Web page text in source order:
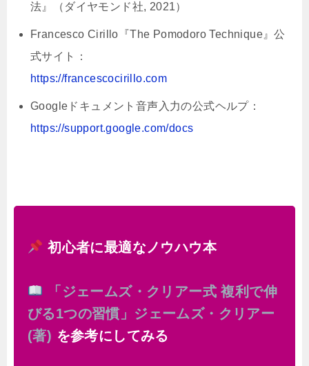
法』（ダイヤモンド社, 2021）
Francesco Cirillo『The Pomodoro Technique』公
式サイト：
https://francescocirillo.com
Googleドキュメント音声入力の公式ヘルプ：
https://support.google.com/docs
初心者に最適なノウハウ本
「ジェームズ・クリアー式 複利で伸
びる1つの習慣」ジェームズ・クリアー
(著) を参考にしてみる